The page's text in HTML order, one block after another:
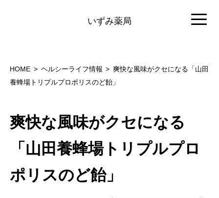
いずみ薬局
HOME ヘルシーライフ情報
爽快な風味がクセになる「山田
養蜂場トリプルプロポリスのど飴」
爽快な風味がクセになる
「山田養蜂場トリプルプロ
ポリスのど飴」